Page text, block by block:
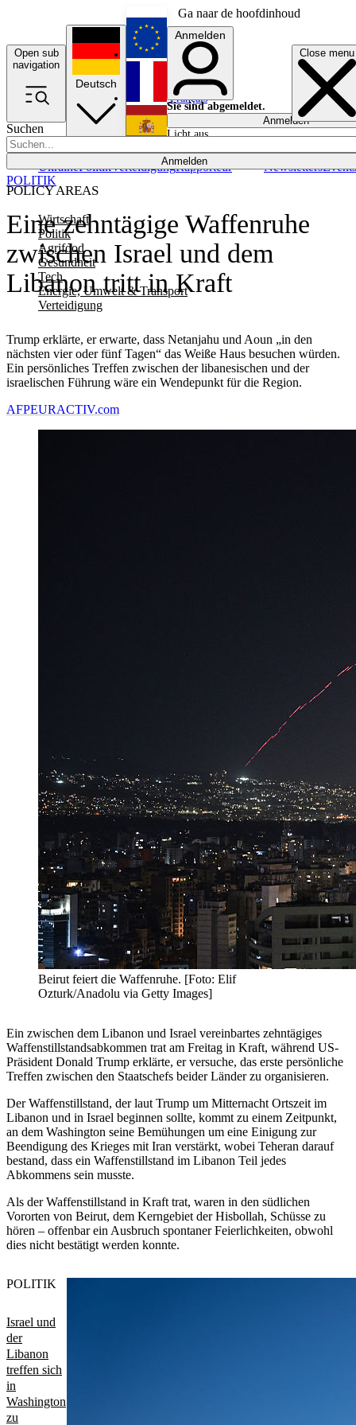
Ga naar de hoofdinhoud
Open sub
navigation
Close menu
Suchen
Anmelden
POLICY AREAS
Wirtschaft
Politik
Agrifood
Gesundheit
Tech
Energie, Umwelt & Transport
Verteidigung
UkrainePolitikVerteidigungRapporteur NewslettersEvents
Deutsch
English
Français
Anmelden
Sie sind abgemeldet.
Anmelden
Licht aus
Eine zehntägige Waffenruhe
zwischen Israel und dem
Libanon tritt in Kraft
Trump erklärte, er erwarte, dass Netanjahu und Aoun „in den
nächsten vier oder fünf Tagen“ das Weiße Haus besuchen würden.
Ein persönliches Treffen zwischen der libanesischen und der
israelischen Führung wäre ein Wendepunkt für die Region.
POLITIK
AFPEURACTIV.com
Beirut feiert die Waffenruhe. [Foto: Elif
Ozturk/Anadolu via Getty Images]
Ein zwischen dem Libanon und Israel vereinbartes zehntägiges
Waffenstillstandsabkommen trat am Freitag in Kraft, während US-
Präsident Donald Trump erklärte, er versuche, das erste persönliche
Treffen zwischen den Staatschefs beider Länder zu organisieren.
Der Waffenstillstand, der laut Trump um Mitternacht Ortszeit im
Libanon und in Israel beginnen sollte, kommt zu einem Zeitpunkt,
an dem Washington seine Bemühungen um eine Einigung zur
Beendigung des Krieges mit Iran verstärkt, wobei Teheran darauf
bestand, dass ein Waffenstillstand im Libanon Teil jedes
Abkommens sein musste.
Als der Waffenstillstand in Kraft trat, waren in den südlichen
Vororten von Beirut, dem Kerngebiet der Hisbollah, Schüsse zu
hören – offenbar ein Ausbruch spontaner Feierlichkeiten, obwohl
dies nicht bestätigt werden konnte.
Israel und
der
Libanon
treffen sich
in
Washington
zu
POLITIK